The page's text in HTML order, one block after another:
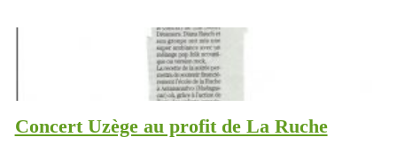
Concert Uzège au profit de La Ruche